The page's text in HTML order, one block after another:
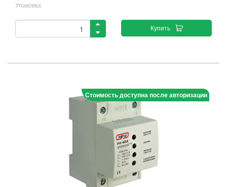
Упаковка
Купить
Стоимость доступна после авторизации